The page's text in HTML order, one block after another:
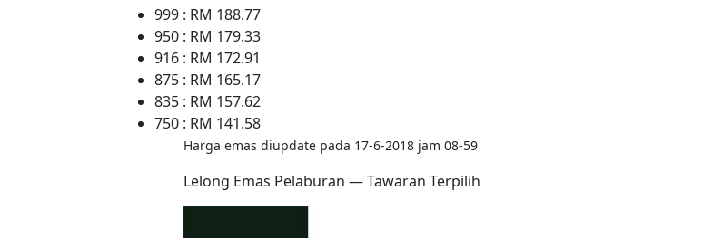
999 : RM 188.77
950 : RM 179.33
916 : RM 172.91
875 : RM 165.17
835 : RM 157.62
750 : RM 141.58
Harga emas diupdate pada 17-6-2018 jam 08-59
Lelong Emas Pelaburan — Tawaran Terpilih